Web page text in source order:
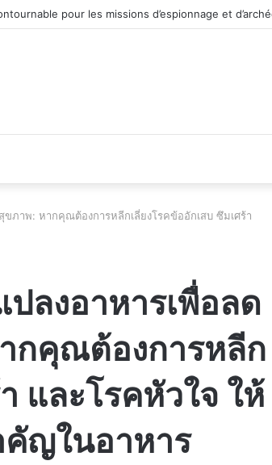
en plein essor
ภาพ: หากคุณต้องการหลีกเลี่ยงโรคข้ออักเสบ ซึมเศร้า
ลงอาหารเพื่อลด
กคุณต้องการหลีก
และโรคหัวใจ ให้
คัญในอาหาร